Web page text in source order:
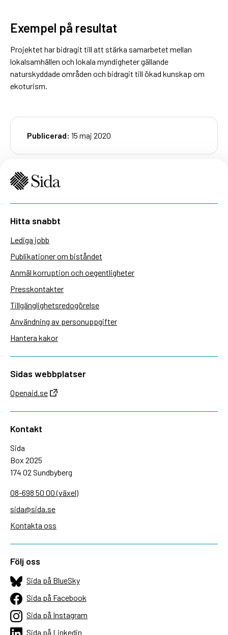
Exempel på resultat
Projektet har bidragit till att stärka samarbetet mellan
lokalsamhällen och lokala myndigheter gällande
naturskyddade områden och bidragit till ökad kunskap om
ekoturism.
Publicerad: 15 maj 2020
Hitta snabbt
Lediga jobb
Publikationer om biståndet
Anmäl korruption och oegentligheter
Presskontakter
Tillgänglighetsredogörelse
Användning av personuppgifter
Hantera kakor
Sidas webbplatser
Openaid.se
Kontakt
Sida
Box 2025
174 02 Sundbyberg
08-698 50 00 (växel)
sida@sida.se
Kontakta oss
Följ oss
Sida på BlueSky
Sida på Facebook
Sida på Instagram
Sida på Linkedin